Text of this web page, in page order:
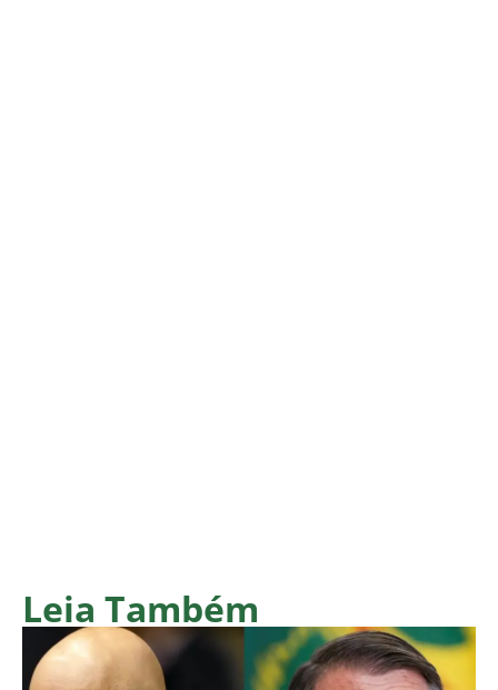
Leia Também